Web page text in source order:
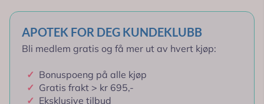
APOTEK FOR DEG KUNDEKLUBB
Bli medlem gratis og få mer ut av hvert kjøp:
✓ Bonuspoeng på alle kjøp
✓ Gratis frakt > kr 695,-
✓ Eksklusive tilbud